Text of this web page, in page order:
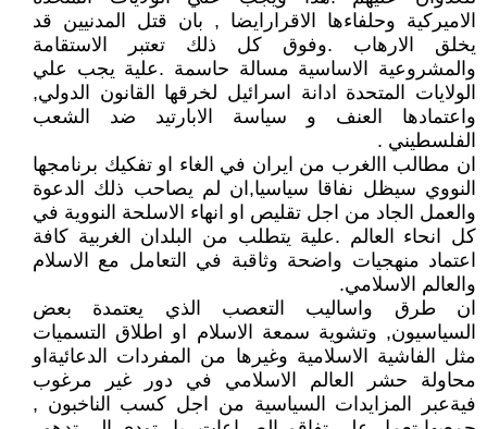
الاميركية وحلفاءها الاقرارايضا , بان قتل المدنيين قد
يخلق الارهاب .وفوق كل ذلك تعتبر الاستقامة
والمشروعية الاساسية مسالة حاسمة .علية يجب علي
الولايات المتحدة ادانة اسرائيل لخرقها القانون الدولي,
واعتمادها العنف و سياسة الابارتيد ضد الشعب
الفلسطيني .
ان مطالب االغرب من ايران في الغاء او تفكيك برنامجها
النووي سيظل نفاقا سياسيا,ان لم يصاحب ذلك الدعوة
والعمل الجاد من اجل تقليص او انهاء الاسلحة النووية في
كل انحاء العالم .علية يتطلب من البلدان الغربية كافة
اعتماد منهجيات واضحة وثاقبة في التعامل مع الاسلام
والعالم الاسلامي.
ان طرق واساليب التعصب الذي يعتمدة بعض
السياسيون, وتشوية سمعة الاسلام او اطلاق التسميات
مثل الفاشية الاسلامية وغيرها من المفردات الدعائيةاو
محاولة حشر العالم الاسلامي في دور غير مرغوب
فيةعبر المزايدات السياسية من اجل كسب الناخبون ,